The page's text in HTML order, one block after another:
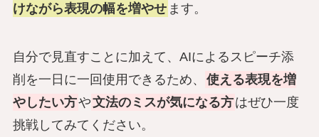
けながら表現の幅を増やせ ます。
自分で見直すことに加えて、AIによるスピーチ添
削を一日に一回使用できるため、
使える表現を増
やしたい方や文法のミスが気になる方はぜひ一度
挑戦してみてください。